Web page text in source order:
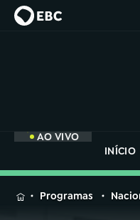
AO VIVO
INÍCIO
MENUProgramas